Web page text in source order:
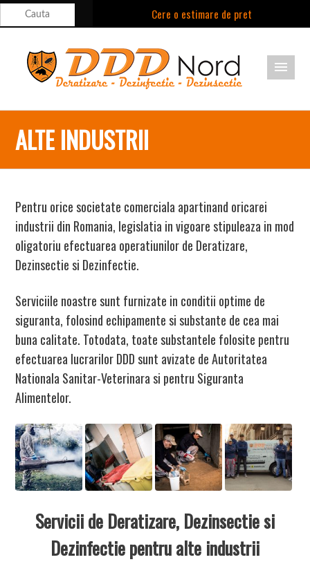
Cere o estimare de pret
Suna acum: 021.9992
Cont Client Locatii Aparitii Media
Sună acum la:
021.9992 (tasta 1
- persoane fizice,
persoane
juridice)
SUNĂ ACUM LA: 021.9992 (TASTA 1 - PERSOANE FIZICE, TASTA 2 - PERSOANE
JURIDICE) CONTACT@DDDNORD.RO PARTENERI
ALTE INDUSTRII
Pentru orice societate comerciala apartinand oricarei
industrii din Romania, legislatia in vigoare stipuleaza in mod
oligatoriu efectuarea operatiunilor de Deratizare,
Dezinsectie si Dezinfectie.
Serviciile noastre sunt furnizate in conditii optime de
siguranta, folosind echipamente si substante de cea mai
buna calitate. Totodata, toatesubstantele folosite pentru
efectuarea lucrarilor DDD sunt avizate de Autoritatea
Nationala Sanitar-Veterinara si pentru Siguranta
Alimentelor.
Servicii de Deratizare, Dezinsectie si
Dezinfectie pentru alte industrii